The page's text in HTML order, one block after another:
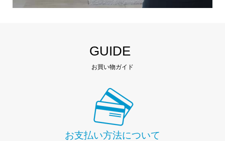
GUIDE
お買い物ガイド
お支払い方法について